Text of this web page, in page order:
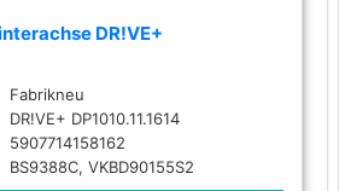
DR!VE+
Fabrikneu
DR!VE+ DP1010.11.1614
5907714158162
BS9388C, VKBD90155S2